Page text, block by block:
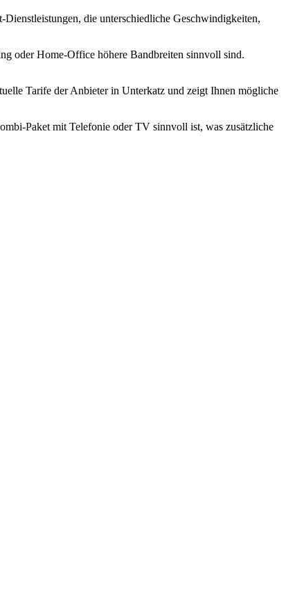
die unterschiedliche Geschwindigkeiten,
oder Home‑Office höhere Bandbreiten sinnvoll sind.
Tarife der Anbieter in Unterkatz und zeigt Ihnen mögliche
mit Telefonie oder TV sinnvoll ist, was zusätzliche